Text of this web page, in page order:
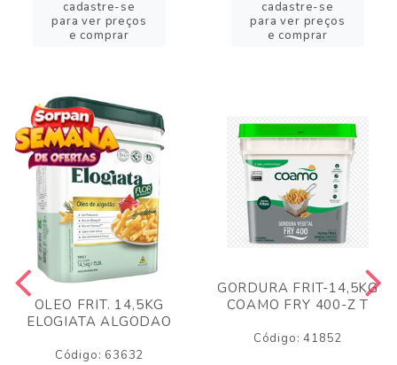
cadastre-se
para ver preços
e comprar
cadastre-se
para ver preços
e comprar
OLEO FRIT. 14,5KG
ELOGIATA ALGODAO
Código: 63632
GORDURA FRIT-14,5KG
COAMO FRY 400-Z T
Código: 41852